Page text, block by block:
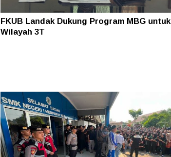
FKUB Landak Dukung Program MBG untuk
Wilayah 3T